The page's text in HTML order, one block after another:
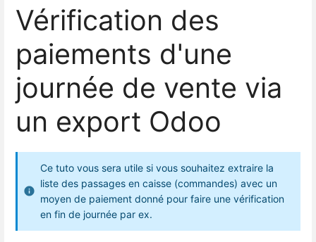
Vérification des
paiements d'une
journée de vente via
un export Odoo
Ce tuto vous sera utile si vous souhaitez extraire la
liste des passages en caisse (commandes) avec un
moyen de paiement donné pour faire une vérification
en fin de journée par ex.